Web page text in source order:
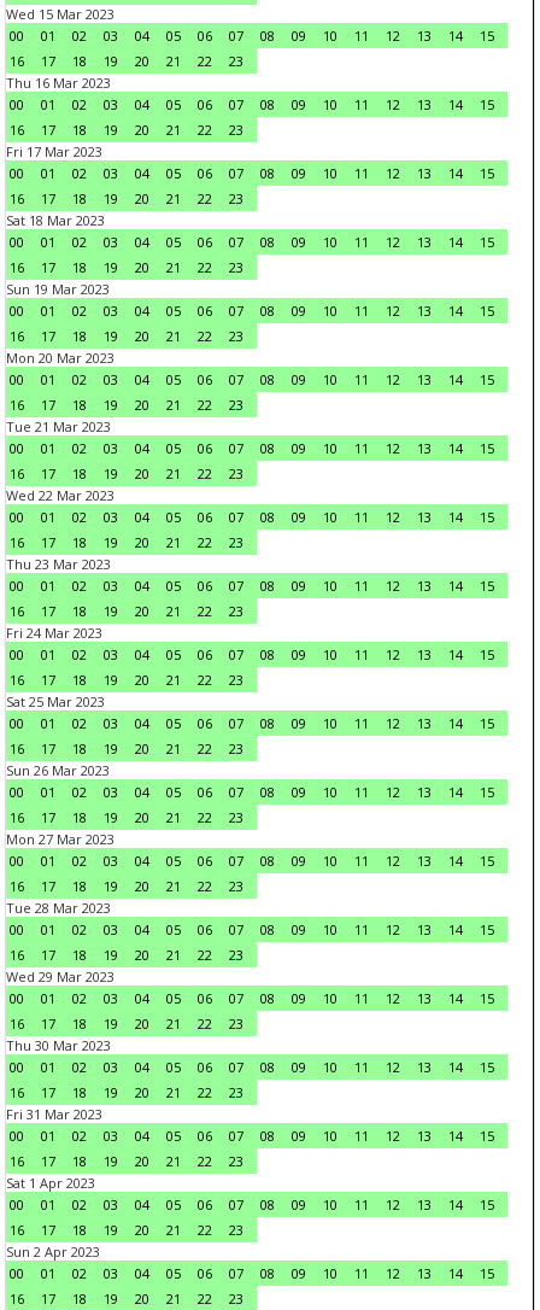
Wed 15 Mar 2023
00
01 02 03 04 05 06 07 08 09 10 11 12 13 14
15
16
17 18 19 20 21 22
23
Thu 16 Mar 2023
00
01 02 03 04 05 06 07 08 09 10 11 12 13 14
15
16
17 18 19 20 21 22
23
Fri 17 Mar 2023
00
01 02 03 04 05 06 07 08 09 10 11 12 13 14
15
16
17 18 19 20 21 22
23
Sat 18 Mar 2023
00
01 02 03 04 05 06 07 08 09 10 11 12 13 14
15
16
17 18 19 20 21 22
23
Sun 19 Mar 2023
00
01 02 03 04 05 06 07 08 09 10 11 12 13 14
15
16
17 18 19 20 21 22
23
Mon 20 Mar 2023
00
01 02 03 04 05 06 07 08 09 10 11 12 13 14
15
16
17 18 19 20 21 22
23
Tue 21 Mar 2023
00
01 02 03 04 05 06 07 08 09 10 11 12 13 14
15
16
17 18 19 20 21 22
23
Wed 22 Mar 2023
00
01 02 03 04 05 06 07 08 09 10 11 12 13 14
15
16
17 18 19 20 21 22
23
Thu 23 Mar 2023
00
01 02 03 04 05 06 07 08 09 10 11 12 13 14
15
16
17 18 19 20 21 22
23
Fri 24 Mar 2023
00
01 02 03 04 05 06 07 08 09 10 11 12 13 14
15
16
17 18 19 20 21 22
23
Sat 25 Mar 2023
00
01 02 03 04 05 06 07 08 09 10 11 12 13 14
15
16
17 18 19 20 21 22
23
Sun 26 Mar 2023
00
01 02 03 04 05 06 07 08 09 10 11 12 13 14
15
16
17 18 19 20 21 22
23
Mon 27 Mar 2023
00
01 02 03 04 05 06 07 08 09 10 11 12 13 14
15
16
17 18 19 20 21 22
23
Tue 28 Mar 2023
00
01 02 03 04 05 06 07 08 09 10 11 12 13 14
15
16
17 18 19 20 21 22
23
Wed 29 Mar 2023
00
01 02 03 04 05 06 07 08 09 10 11 12 13 14
15
16
17 18 19 20 21 22
23
Thu 30 Mar 2023
00
01 02 03 04 05 06 07 08 09 10 11 12 13 14
15
16
17 18 19 20 21 22
23
Fri 31 Mar 2023
00
01 02 03 04 05 06 07 08 09 10 11 12 13 14
15
16
17 18 19 20 21 22
23
Sat 1 Apr 2023
00
01 02 03 04 05 06 07 08 09 10 11 12 13 14
15
16
17 18 19 20 21 22
23
Sun 2 Apr 2023
00
01 02 03 04 05 06 07 08 09 10 11 12 13 14
15
16
17 18 19 20 21 22
23